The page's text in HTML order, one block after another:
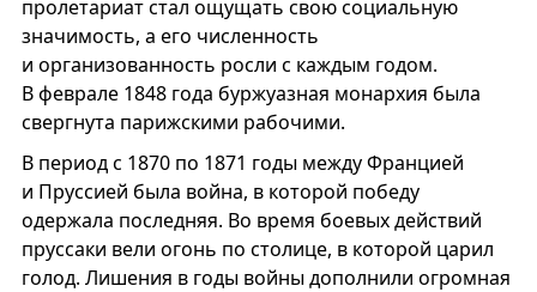
пролетариат стал ощущать свою социальную
значимость, а его численность
и организованность росли с каждым годом.
В феврале 1848 года буржуазная монархия была
свергнута парижскими рабочими.
В период с 1870 по 1871 годы между Францией
и Пруссией была война, в которой победу
одержала последняя. Во время боевых действий
пруссаки вели огонь по столице, в которой царил
голод. Лишения в годы войны дополнили огромная